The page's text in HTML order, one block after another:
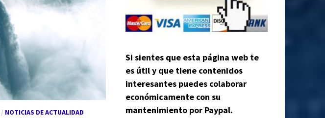
/ NOTICIAS DE ACTUALIDAD
Si sientes que esta página web te
es útil y que tiene contenidos
interesantes puedes colaborar
económicamente con su
mantenimiento por Paypal.